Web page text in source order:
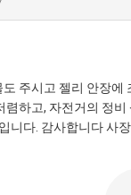
주시고 젤리 안장에
하고, 자전거의 정
니다. 감사합니다 사